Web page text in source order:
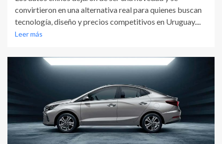
convirtieron en una alternativa real para quienes buscan
tecnología, diseño y precios competitivos en Uruguay....
Leer más